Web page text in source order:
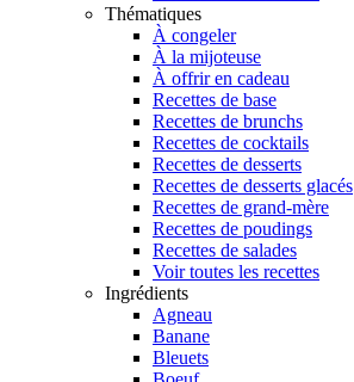
Thématiques
À congeler
À la mijoteuse
À offrir en cadeau
Recettes de base
Recettes de brunchs
Recettes de cocktails
Recettes de desserts
Recettes de desserts glacés
Recettes de grand-mère
Recettes de poudings
Recettes de salades
Voir toutes les recettes
Ingrédients
Agneau
Banane
Bleuets